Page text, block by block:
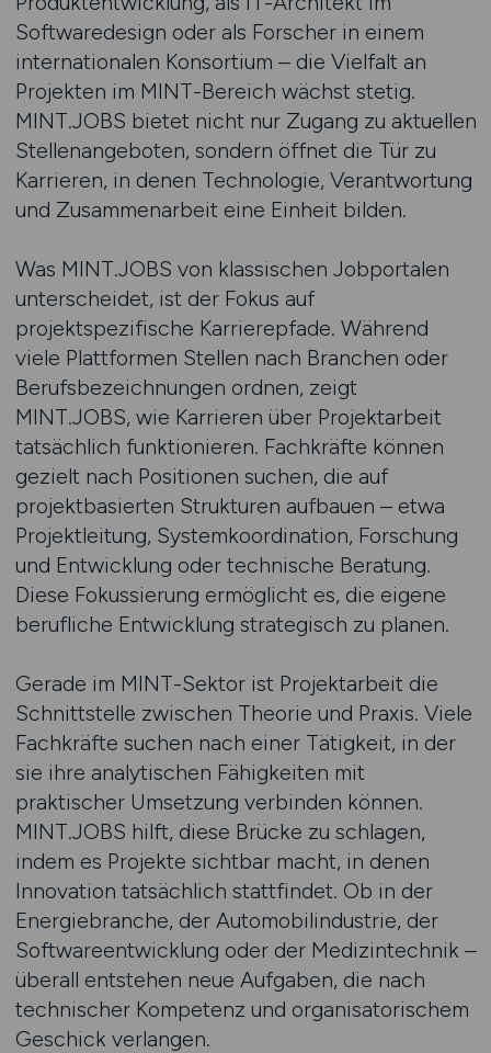
Softwaredesign oder als Forscher in einem
internationalen Konsortium – die Vielfalt an
Projekten im MINT-Bereich wächst stetig.
MINT.JOBS bietet nicht nur Zugang zu aktuellen
Stellenangeboten, sondern öffnet die Tür zu
Karrieren, in denen Technologie, Verantwortung
und Zusammenarbeit eine Einheit bilden.
Was MINT.JOBS von klassischen Jobportalen
unterscheidet, ist der Fokus auf
projektspezifische Karrierepfade. Während
viele Plattformen Stellen nach Branchen oder
Berufsbezeichnungen ordnen, zeigt
MINT.JOBS, wie Karrieren über Projektarbeit
tatsächlich funktionieren. Fachkräfte können
gezielt nach Positionen suchen, die auf
projektbasierten Strukturen aufbauen – etwa
Projektleitung, Systemkoordination, Forschung
und Entwicklung oder technische Beratung.
Diese Fokussierung ermöglicht es, die eigene
berufliche Entwicklung strategisch zu planen.
Gerade im MINT-Sektor ist Projektarbeit die
Schnittstelle zwischen Theorie und Praxis. Viele
Fachkräfte suchen nach einer Tätigkeit, in der
sie ihre analytischen Fähigkeiten mit
praktischer Umsetzung verbinden können.
MINT.JOBS hilft, diese Brücke zu schlagen,
indem es Projekte sichtbar macht, in denen
Innovation tatsächlich stattfindet. Ob in der
Energiebranche, der Automobilindustrie, der
Softwareentwicklung oder der Medizintechnik –
überall entstehen neue Aufgaben, die nach
technischer Kompetenz und organisatorischem
Geschick verlangen.